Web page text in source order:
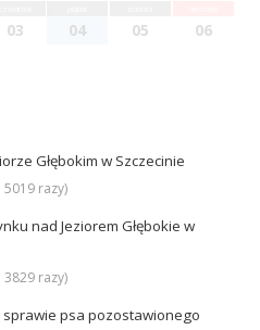
03 04 05 06
Głębokim w Szczecinie
razy)
nad Jeziorem Głębokie w
razy)
psa pozostawionego